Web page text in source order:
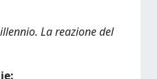
La reazione del